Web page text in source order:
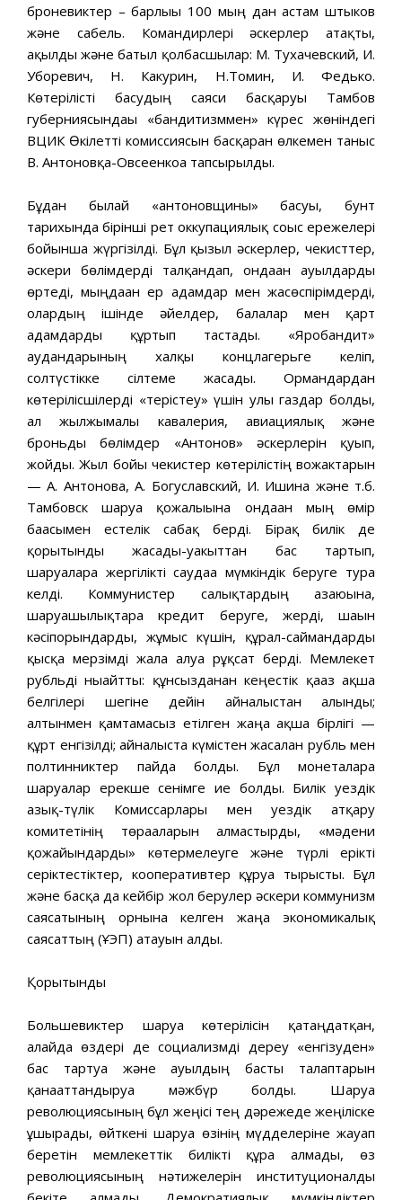
броневиктер – барлығы 100 мың дан астам штыков
және сабель. Командирлері әскерлер атақты,
ақылды және батыл қолбасшылар: М. Тухачевский, И.
Уборевич, Н. Какурин, Н.Томин, И. Федько.
Көтерілісті басудың саяси басқаруы Тамбов
губерниясындағы «бандитизммен» күрес жөніндегі
ВЦИК Өкілетті комиссиясын басқарған өлкемен таныс
В. Антоновқа-Овсеенкоға тапсырылды.
Бұдан былай «антоновщины» басуы, бунт
тарихында бірінші рет оккупациялық соғыс ережелері
бойынша жүргізілді. Бұл қызыл әскерлер, чекисттер,
әскери бөлімдерді талқандап, ондаған ауылдарды
өртеді, мыңдаған ер адамдар мен жасөспірімдерді,
олардың ішінде әйелдер, балалар мен қарт
адамдарды құртып тастады. «Яробандит»
аудандарының халқы концлагерьге келіп,
солтүстікке сілтеме жасады. Ормандардан
көтерілісшілерді «терістеу» үшін улы газдар болды,
ал жылжымалы кавалерия, авиациялық және
броньды бөлімдер «Антонов» әскерлерін қуып,
жойды. Жыл бойы чекистер көтерілістің вожактарын
— А. Антонова, А. Богуславский, И. Ишина және т.б.
Тамбовск шаруа қожалығына ондаған мың өмір
бағасымен естелік сабақ берді. Бірақ билік де
қорытынды жасады-уакыттан бас тартып,
шаруаларға жергілікті саудаға мүмкіндік беруге тура
келді. Коммунистер салықтардың азаюына,
шаруашылықтарға кредит беруге, жерді, шағын
кәсіпорындарды, жұмыс күшін, құрал-саймандарды
қысқа мерзімді жалға алуға рұқсат берді. Мемлекет
рубльді нығайтты: құнсызданған кеңестік қағаз ақша
белгілері шегіне дейін айналыстан алынды;
алтынмен қамтамасыз етілген жаңа ақша бірлігі —
құрт енгізілді; айналыста күмістен жасалған рубль мен
полтинниктер пайда болды. Бұл монеталарға
шаруалар ерекше сенімге ие болды. Билік уездік
азық-түлік Комиссарлары мен уездік атқару
комитетінің төрағаларын алмастырды, «мәдени
қожайындарды» көтермелеуге және түрлі ерікті
серіктестіктер, кооперативтер құруға тырысты. Бұл
және басқа да кейбір жол берулер әскери коммунизм
саясатының орнына келген жаңа экономикалық
саясаттың (ҰЭП) атауын алды.
Қорытынды
Большевиктер шаруа көтерілісін қатаңдатқан,
алайда өздері де социализмді дереу «енгізуден»
бас тартуға және ауылдың басты талаптарын
қанағаттандыруға мәжбүр болды. Шаруа
революциясының бұл жеңісі тең дәрежеде жеңіліске
ұшырады, өйткені шаруа өзінің мүдделеріне жауап
беретін мемлекеттік билікті құра алмады, өз
революциясының нәтижелерін институционалды